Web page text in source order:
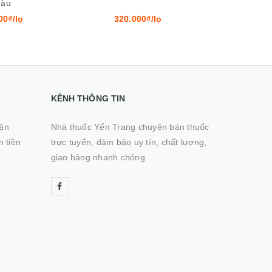
lọ
410.000₫/tuýp
tiền
KÊNH THÔNG TIN
Nhà thuốc Yến Trang chuyên bán thuốc
trực tuyến, đảm bảo uy tín, chất lượng,
giao hàng nhanh chóng